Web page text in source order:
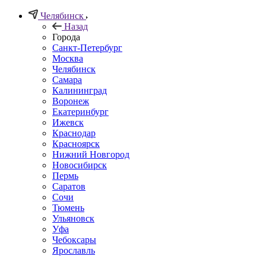
Челябинск
Назад
Города
Санкт-Петербург
Москва
Челябинск
Самара
Калининград
Воронеж
Екатеринбург
Ижевск
Краснодар
Красноярск
Нижний Новгород
Новосибирск
Пермь
Саратов
Сочи
Тюмень
Ульяновск
Уфа
Чебоксары
Ярославль